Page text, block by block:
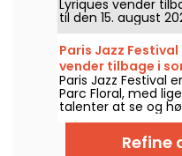
at følge med i
og koreografiske
Lyriques vender
til den 15. august
ikke mindre end 16
Arènes de
at høre de store
Paris Jazz
vender tilbage i
programmet
Paris Jazz Festival
Parc Floral, med
talenter at se og
Her er
man kan opdage
september 2026!
Refine